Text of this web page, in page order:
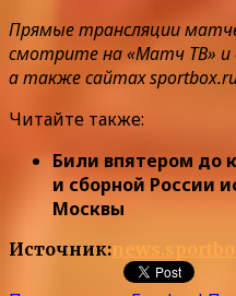
Прямые трансляции
смотрите на «Матч ТВ» и
а также сайтах
Читайте также:
Били впятером до
и сборной России
Москвы
Источник: